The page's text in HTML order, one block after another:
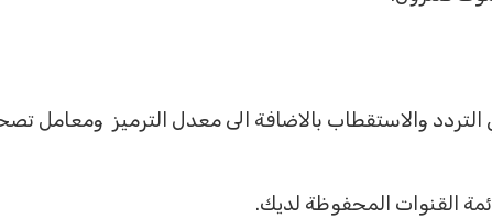
التردد والاستقطاب بالاضافة الى معدل الترميز ومعامل
القنوات المحفوظة لديك.